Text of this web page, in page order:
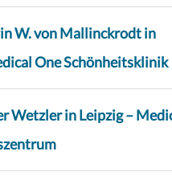
W. von Mallinckrodt in
One Schönheitsklinik
Wetzler in Leipzig –